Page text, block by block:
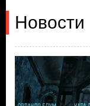
Новости